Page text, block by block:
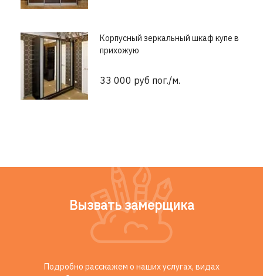
Корпусный зеркальный шкаф купе в
прихожую
33 000 руб пог./м.
Вызвать замерщика
Подробно расскажем о наших услугах, видах